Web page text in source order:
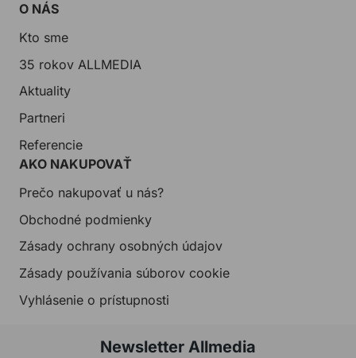
O NÁS
Kto sme
35 rokov ALLMEDIA
Aktuality
Partneri
Referencie
AKO NAKUPOVAŤ
Prečo nakupovať u nás?
Obchodné podmienky
Zásady ochrany osobných údajov
Zásady používania súborov cookie
Vyhlásenie o prístupnosti
Newsletter Allmedia